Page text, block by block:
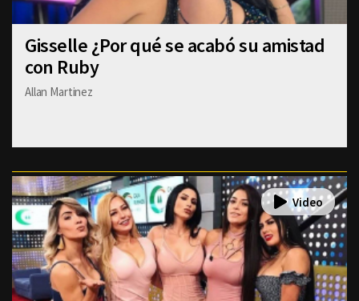
Gisselle ¿Por qué se acabó su amistad
con Ruby
Allan Martinez